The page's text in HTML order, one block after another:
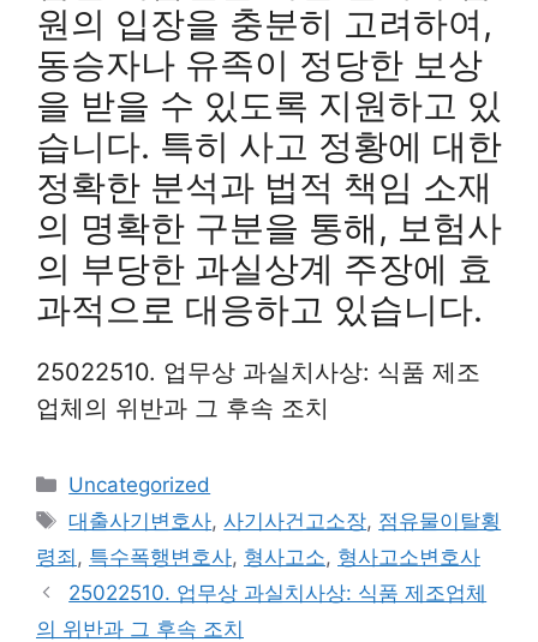
원의 입장을 충분히 고려하여,
동승자나 유족이 정당한 보상
을 받을 수 있도록 지원하고 있
습니다. 특히 사고 정황에 대한
정확한 분석과 법적 책임 소재
의 명확한 구분을 통해, 보험사
의 부당한 과실상계 주장에 효
과적으로 대응하고 있습니다.
25022510. 업무상 과실치사상: 식품 제조
업체의 위반과 그 후속 조치
Categories
Uncategorized
Tags
대출사기변호사,사기사건고소장, 점유물이탈횡
령죄 , 특수폭행변호사, 형사고소, 형사고소변호사
25022510. 업무상 과실치사상: 식품 제조업체
의 위반과 그 후속 조치